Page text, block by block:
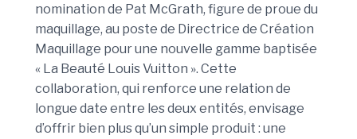
nomination de Pat McGrath, figure de proue du
maquillage, au poste de Directrice de Création
Maquillage pour une nouvelle gamme baptisée
« La Beauté Louis Vuitton ». Cette
collaboration, qui renforce une relation de
longue date entre les deux entités, envisage
d’offrir bien plus qu’un simple produit : une